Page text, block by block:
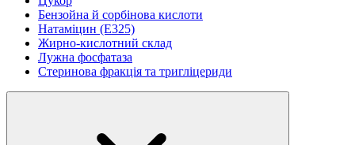
Бензойна й сорбінова кислоти
Натаміцин (Е325)
Жирно-кислотний склад
Лужна фосфатаза
Стеринова фракція та тригліцериди